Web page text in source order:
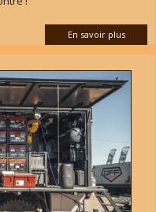
En savoir plus